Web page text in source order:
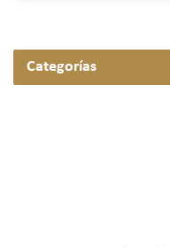
Categorías